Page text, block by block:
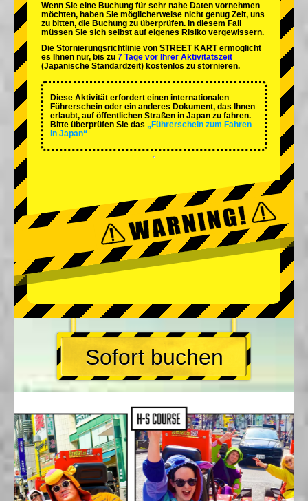
Wenn Sie eine Buchung für sehr nahe Daten vornehmen
möchten, haben Sie möglicherweise nicht genug Zeit, uns
zu bitten, die Buchung zu überprüfen. In diesem Fall
müssen Sie sich selbst auf eigenes Risiko vergewissern.
Die Stornierungsrichtlinie von STREET KART ermöglicht
es Ihnen nur, bis zu 7 Tage vor Ihrer Aktivitätszeit
(Japanische Standardzeit) kostenlos zu stornieren.
Diese Aktivität erfordert einen internationalen
Führerschein oder ein anderes Dokument, das Ihnen
erlaubt, auf öffentlichen Straßen in Japan zu fahren.
Bitte überprüfen Sie das „Führerschein zum Fahren
in Japan“
Sofort buchen